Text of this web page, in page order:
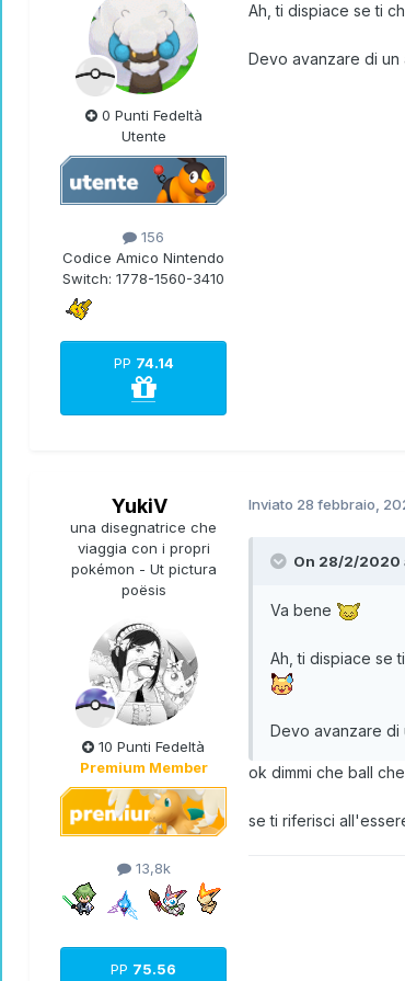
0 Punti Fedeltà
Utente
156
Codice Amico Nintendo
Switch: 1778-1560-3410
PP 74.14
Ah, ti dispiace se ti
Devo avanzare di un
YukiV
una disegnatrice che
viaggia con i propri
pokémon - Ut pictura
poësis
10 Punti Fedeltà
Premium Member
13,8k
PP 75.56
Inviato 28 febbraio,
On 28/2/2020
Va bene
Ah, ti dispiace se
Devo avanzare di
ok dimmi che ball
se ti riferisci